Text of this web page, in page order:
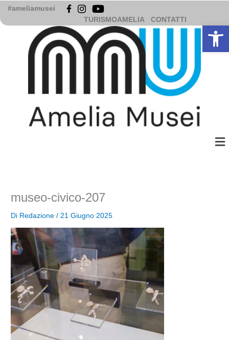
Vai
contenuto
#ameliamusei
TURISMOAMELIA
CONTATTI
museo-civico-207
Di Redazione/ 21 Giugno 2025
Apri la